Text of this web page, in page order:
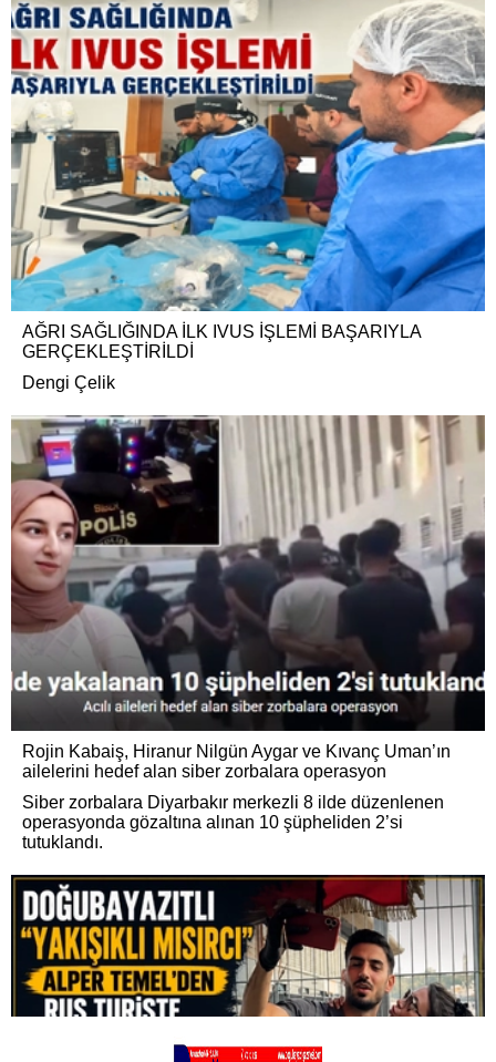
AĞRI SAĞLIĞINDA İLK IVUS İŞLEMİ BAŞARIYLA
GERÇEKLEŞTİRİLDİ
Dengi Çelik
Rojin Kabaiş, Hiranur Nilgün Aygar ve Kıvanç Uman’ın
ailelerini hedef alan siber zorbalara operasyon
Siber zorbalara Diyarbakır merkezli 8 ilde düzenlenen
operasyonda gözaltına alınan 10 şüpheliden 2’si
tutuklandı.